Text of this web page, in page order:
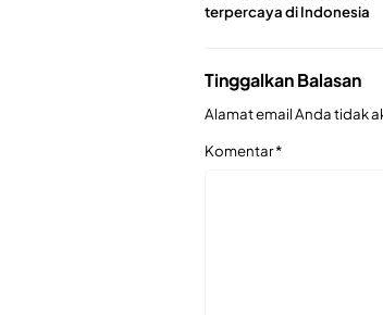
terpercaya di Indonesia
Tinggalkan Balasan
Alamat email Anda tidak
Komentar*